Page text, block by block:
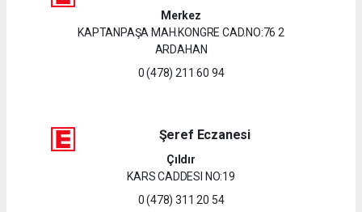
Merkez
KAPTANPAŞA MAH.KONGRE CAD.NO:76 2
ARDAHAN
0 (478) 211 60 94
Şeref Eczanesi
Çıldır
KARS CADDESI NO:19
0 (478) 311 20 54